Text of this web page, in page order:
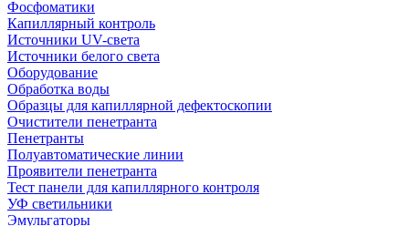
Фосфоматики
Капиллярный контроль
Источники UV-света
Источники белого света
Оборудование
Обработка воды
Образцы для капиллярной дефектоскопии
Очистители пенетранта
Пенетранты
Полуавтоматические линии
Проявители пенетранта
Тест панели для капиллярного контроля
УФ светильники
Эмульгаторы